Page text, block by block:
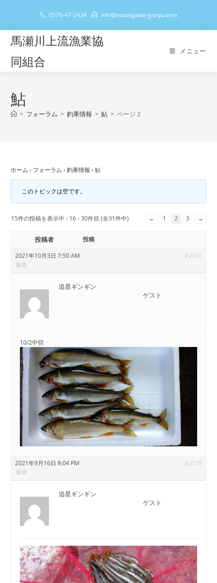
テ
0576-47-2434 info@mazegawa-jyoryu.com
馬瀬川上流漁業協
同組合
メニュー
鮎
> フォーラム > 釣果情報 > 鮎 > ページ 2
ホーム › フォーラム › 釣果情報 › 鮎
このトピックは空です。
15件の投稿を表示中 - 16 - 30件目 (全31件中) ← 1 2 3 →
投稿者
投稿
2021年10月3日 7:50 AM
#2141
返信
追星ギンギン
ゲスト
10/2中切
2021年9月16日 8:04 PM #2128
返信
追星ギンギン
ゲスト